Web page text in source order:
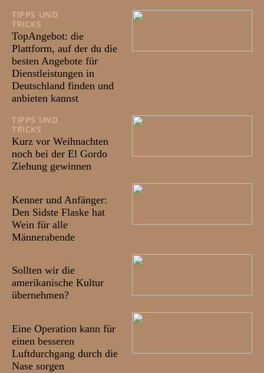
TIPPS UND
TRICKS
TopAngebot: die
Plattform, auf der du die
besten Angebote für
Dienstleistungen in
Deutschland finden und
anbieten kannst
TIPPS UND
TRICKS
Kurz vor Weihnachten
noch bei der El Gordo
Ziehung gewinnen
Kenner und Anfänger:
Den Sidste Flaske hat
Wein für alle
Männerabende
Sollten wir die
amerikanische Kultur
übernehmen?
Eine Operation kann für
einen besseren
Luftdurchgang durch die
Nase sorgen